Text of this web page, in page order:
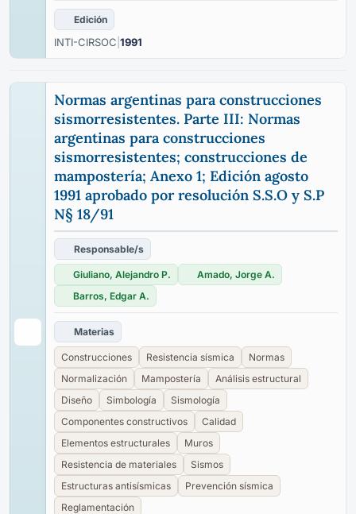
Edición
INTI-CIRSOC 1991
Normas argentinas para construcciones
sismorresistentes. Parte III: Normas
argentinas para construcciones
sismorresistentes; construcciones de
mampostería; Anexo 1; Edición agosto
1991 aprobado por resolución S.S.O y S.P
N§ 18/91
Responsable/s
Giuliano, Alejandro P.
Amado, Jorge A.
Barros, Edgar A.
Materias
Construcciones Resistencia sísmica
Normas
Normalización
Mampostería
Análisis estructural
Diseño
Simbología
Sismología
Componentes constructivos
Calidad
Elementos estructurales
Muros
Resistencia de materiales
Sismos
Estructuras antisísmicas
Prevención sísmica
Reglamentación